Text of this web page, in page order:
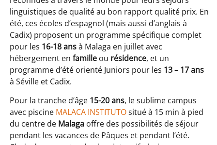
linguistiques de qualité au bon rapport qualité prix. En
été, ces écoles d’espagnol (mais aussi d’anglais à
Cadix) proposent un programme spécifique complet
pour les 16-18 ansà Malaga en juillet avec
hébergement en famille ou résidence, et un
programme d’été orienté Juniors pour les 13 – 17 ans
à Séville et Cadix.
Pour la tranche d’âge 15-20 ans, le sublime campus
avec piscine MALACA INSTITUTOsitué à 15 min à pied
du centre de Malaga offre des possibilités de séjour
pendant les vacances de Pâques et pendant l’été.